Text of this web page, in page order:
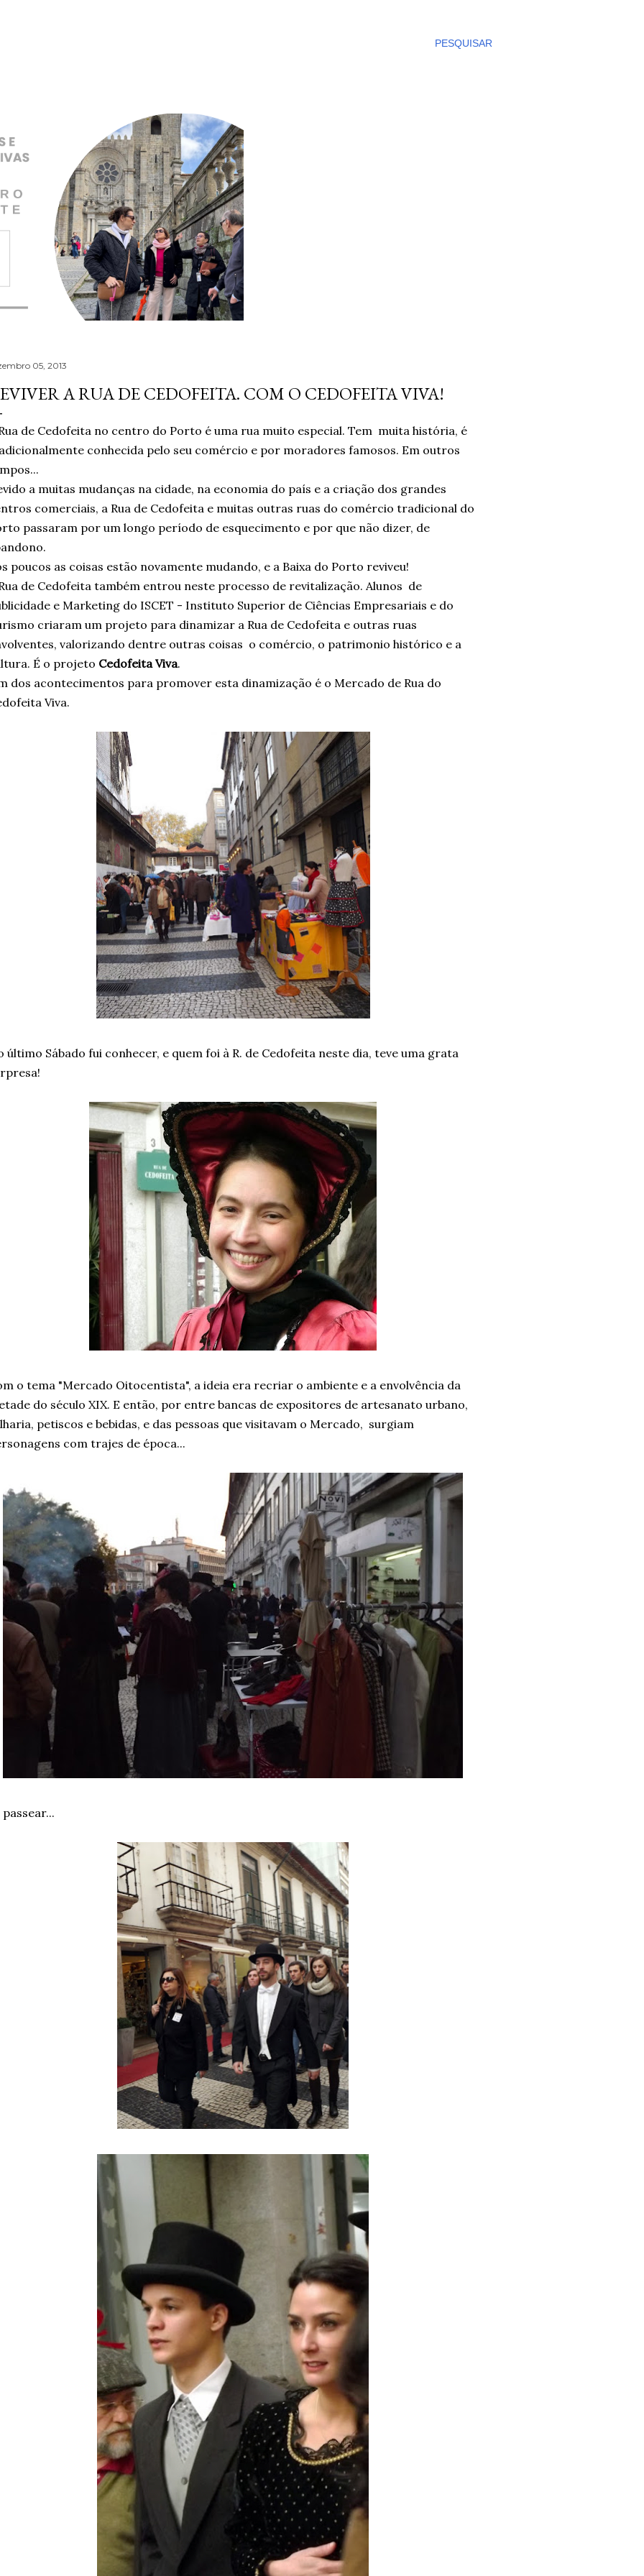
PESQUISAR
05, 2013
A RUA DE CEDOFEITA. COM O CEDOFEITA VIVA!
de Cedofeita no centro do Porto é uma rua muito especial. Tem muita história, é
conhecida pelo seu comércio e por moradores famosos. Em outros
a muitas mudanças na cidade, na economia do país e a criação dos grandes
comerciais, a Rua de Cedofeita e muitas outras ruas do comércio tradicional do
passaram por um longo período de esquecimento e por que não dizer, de
poucos as coisas estão novamente mudando, e a Baixa do Porto reviveu!
de Cedofeita também entrou neste processo de revitalização. Alunos de
e Marketing do ISCET - Instituto Superior de Ciências Empresariais e do
criaram um projeto para dinamizar a Rua de Cedofeita e outras ruas
valorizando dentre outras coisas o comércio, o patrimonio histórico e a
É o projeto Cedofeita Viva.
dos acontecimentos para promover esta dinamização é o Mercado de Rua do
Viva.
último Sábado fui conhecer, e quem foi à R. de Cedofeita neste dia, teve uma grata
o tema "Mercado Oitocentista", a ideia era recriar o ambiente e a envolvência da
do século XIX. E então, por entre bancas de expositores de artesanato urbano,
petiscos e bebidas, e das pessoas que visitavam o Mercado, surgiam
com trajes de época...